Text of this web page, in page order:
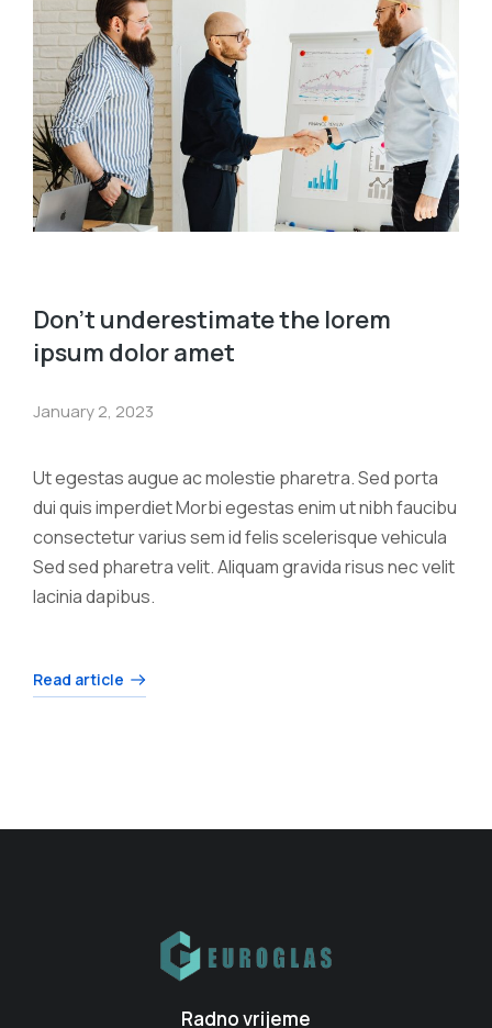
Don’t underestimate the lorem
ipsum dolor amet
January 2, 2023
Ut egestas augue ac molestie pharetra. Sed porta
dui quis imperdiet Morbi egestas enim ut nibh faucibu
consectetur varius sem id felis scelerisque vehicula
Sed sed pharetra velit. Aliquam gravida risus nec velit
lacinia dapibus.
Read article
Radno vrijeme